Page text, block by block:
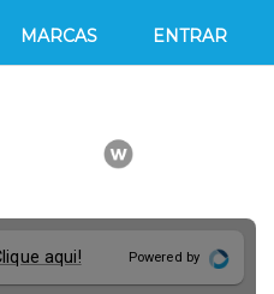
MARCAS ENTRAR